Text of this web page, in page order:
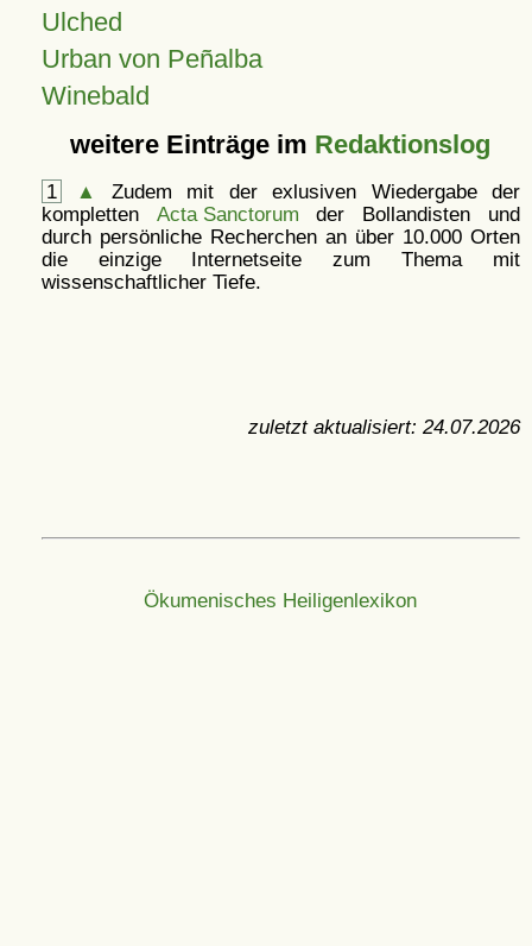
Ulched
Urban von Peñalba
Winebald
weitere Einträge im Redaktionslog
1 ▲
Zudem mit der exlusiven Wiedergabe der
kompletten Acta Sanctorum der Bollandisten und
durch persönliche Recherchen an über 10.000 Orten
die einzige Internetseite zum Thema mit
wissenschaftlicher Tiefe.
zuletzt aktualisiert: 24.07.2026
Ökumenisches Heiligenlexikon